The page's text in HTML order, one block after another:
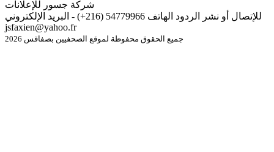
شركة جسور للإعلانات
للإتصال أو نشر الردود الهاتف 54779966 (216+) - البريد الإلكتروني
jsfaxien@yahoo.fr
جميع الحقوق محفوظة لموقع الصحفيين بصفاقس 2026